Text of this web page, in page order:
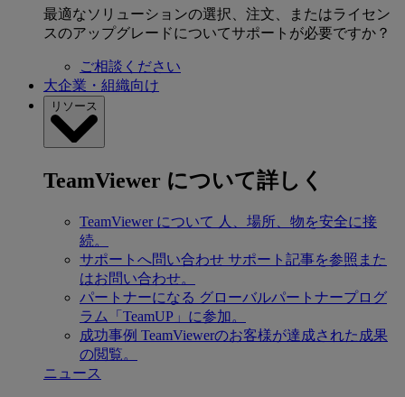
最適なソリューションの選択、注文、またはライセン
スのアップグレードについてサポートが必要ですか？
ご相談ください
大企業・組織向け
リソース
TeamViewer について詳しく
TeamViewer について 人、場所、物を安全に接
続。
サポートへ問い合わせ サポート記事を参照また
はお問い合わせ。
パートナーになる グローバルパートナープログ
ラム「TeamUP」に参加。
成功事例 TeamViewerのお客様が達成された成果
の閲覧。
ニュース